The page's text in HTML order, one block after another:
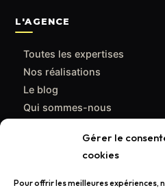
Gérer le
cookies
Pour offrir les meilleures expériences,
L'AGENCE
Toutes les expertises
Nos réalisations
Le blog
Qui sommes-nous